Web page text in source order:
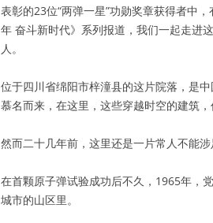
表彰的23位“两弹一星”功勋奖章获得者中
年 奋斗新时代》系列报道，我们一起走进
人。
位于四川省绵阳市梓潼县的这片院落，是
慕名而来，在这里，这些穿越时空的建筑
然而二十几年前，这里还是一片常人不能涉
在首颗原子弹试验成功后不久，1965年，
城市的山区里。